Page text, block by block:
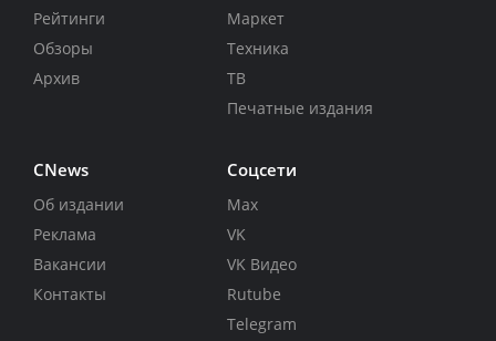
Рейтинги
Обзоры
Архив
Маркет
Техника
ТВ
Печатные издания
CNews
Об издании
Реклама
Вакансии
Контакты
Соцсети
Max
VK
VK Видео
Rutube
Telegram